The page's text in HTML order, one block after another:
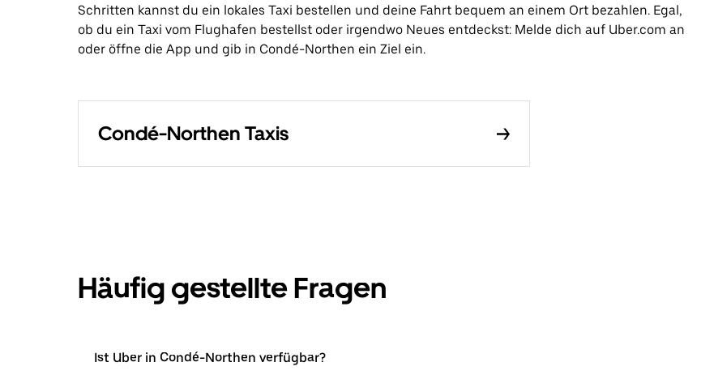
Schritten kannst du ein lokales Taxi bestellen und deine Fahrt bequem an einem Ort bezahlen. Egal,
ob du ein Taxi vom Flughafen bestellst oder irgendwo Neues entdeckst: Melde dich auf Uber.com an
oder öffne die App und gib in Condé-Northen ein Ziel ein.
Condé-Northen Taxis
Häufig gestellte Fragen
Ist Uber in Condé-Northen verfügbar?